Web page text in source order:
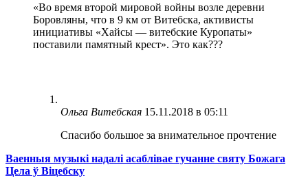
«Во время второй мировой войны возле деревни
Боровляны, что в 9 км от Витебска, активисты
инициативы «Хайсы — витебские Куропаты»
поставили памятный крест». Это как???
Ольга Витебская 15.11.2018 в 05:11
Спасибо большое за внимательное прочтение
Ваенныя музыкі надалі асаблівае гучанне святу Божага
Цела ў Віцебску